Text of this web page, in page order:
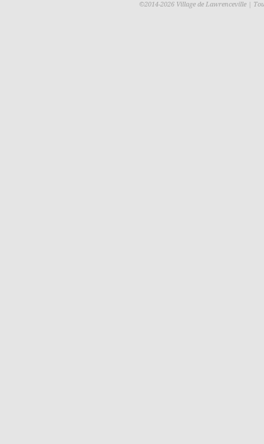
©2014-2026 Village de Lawrenceville |